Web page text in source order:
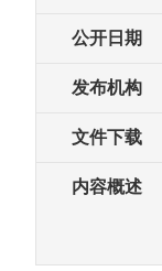
公开日期
发布机构
文件下载
内容概述